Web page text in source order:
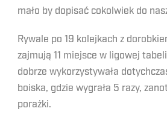
mało by dopisać cokolwiek do
Rywale po 19 kolejkach z
zajmują 11 miejsce w ligowej
dobrze wykorzystywała
boiska, gdzie wygrała 5 razy,
porażki.